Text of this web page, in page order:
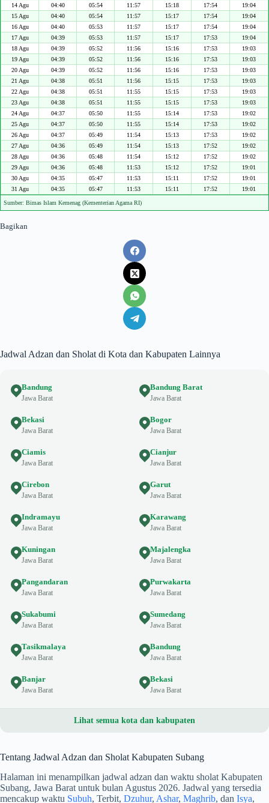
14 Agu
04:40 05:54 11:57 15:18 17:54
19:04
15 Agu
04:40 05:54 11:57 15:17 17:54
19:04
16 Agu
04:40 05:53 11:57 15:17 17:54
19:04
17 Agu
04:39 05:53 11:57 15:17 17:53
19:04
18 Agu
04:39 05:52 11:56 15:16 17:53
19:03
19 Agu
04:39 05:52 11:56 15:16 17:53
19:03
20 Agu
04:39 05:52 11:56 15:16 17:53
19:03
21 Agu
04:38 05:51 11:56 15:15 17:53
19:03
22 Agu
04:38 05:51 11:55 15:15 17:53
19:03
23 Agu
04:38 05:51 11:55 15:15 17:53
19:03
24 Agu
04:37 05:50 11:55 15:14 17:53
19:02
25 Agu
04:37 05:50 11:55 15:14 17:53
19:02
26 Agu
04:37 05:49 11:54 15:13 17:53
19:02
27 Agu
04:36 05:49 11:54 15:13 17:52
19:02
28 Agu
04:36 05:48 11:54 15:12 17:52
19:02
29 Agu
04:36 05:48 11:53 15:12 17:52
19:01
30 Agu
04:35 05:47 11:53 15:11 17:52
19:01
31 Agu
04:35 05:47 11:53 15:11 17:52 19:01
Sumber: Bimas Islam Kemenag (Kementerian Agama RI)
Bagikan
Jadwal Adzan dan Sholat di Kota dan Kabupaten Lainnya
Bandung
Jawa Barat
Bandung Barat
Jawa Barat
Bekasi
Jawa Barat
Bogor
Jawa Barat
Ciamis
Jawa Barat
Cianjur
Jawa Barat
Cirebon
Jawa Barat
Garut
Jawa Barat
Indramayu
Jawa Barat
Karawang
Jawa Barat
Kuningan
Jawa Barat
Majalengka
Jawa Barat
Pangandaran
Jawa Barat
Purwakarta
Jawa Barat
Sukabumi
Jawa Barat
Sumedang
Jawa Barat
Tasikmalaya
Jawa Barat
Bandung
Jawa Barat
Banjar
Jawa Barat
Bekasi
Jawa Barat
Lihat semua kota dan kabupaten
Tentang Jadwal Adzan dan Sholat Kabupaten Subang
Halaman ini menampilkan jadwal adzan dan waktu sholat Kabupaten
Subang, Jawa Barat untuk bulan Agustus 2026. Jadwal yang tersedia
mencakup waktu Subuh, Terbit, Dzuhur, Ashar, Maghrib, dan Isya,